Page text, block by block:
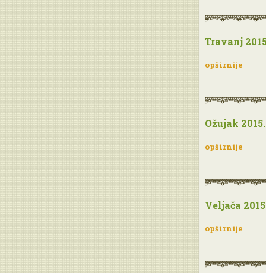
Travanj
opširnije
Ožujak 2015.
opširnije
Veljača 2015
opširnije